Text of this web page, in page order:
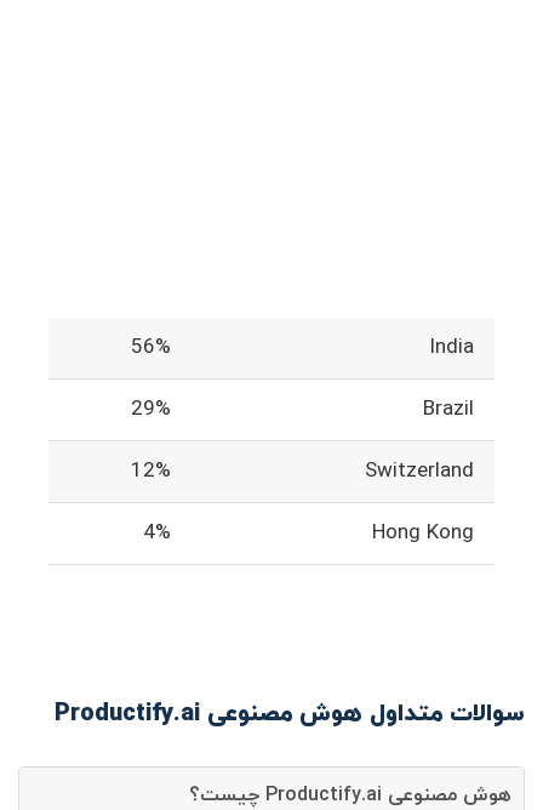
India
56%
Brazil
29%
Switzerland
12%
Hong Kong
4%
سوالات متداول هوش مصنوعی Productify.ai
هوش مصنوعی Productify.ai چیست؟